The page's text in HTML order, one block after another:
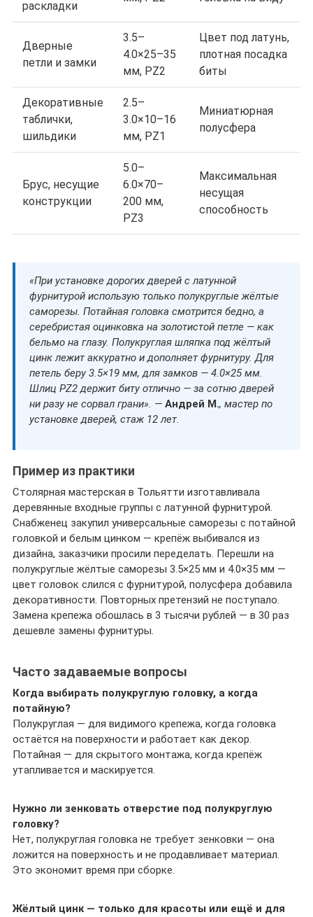
раскладки
Дверные
петли и замки
3.5–
4.0×25–35
мм, PZ2
Цвет под латунь,
плотная посадка
биты
Декоративные
таблички,
шильдики
2.5–
3.0×10–16
мм, PZ1
Миниатюрная
полусфера
Брус, несущие
конструкции
5.0–
6.0×70–
200 мм,
PZ3
Максимальная
несущая
способность
«При установке дорогих дверей с латунной
фурнитурой использую только полукруглые жёлтые
саморезы. Потайная головка смотрится бедно, а
серебристая оцинковка на золотистой петле — как
бельмо на глазу. Полукруглая шляпка под жёлтый
цинк лежит аккуратно и дополняет фурнитуру. Для
петель беру 3.5×19 мм, для замков — 4.0×25 мм.
Шлиц PZ2 держит биту отлично — за сотню дверей
ни разу не сорвал грани». — Андрей М., мастер по
установке дверей, стаж 12 лет.
Пример из практики
Столярная мастерская в Тольятти изготавливала
деревянные входные группы с латунной фурнитурой.
Снабженец закупил универсальные саморезы с потайной
головкой и белым цинком — крепёж выбивался из
дизайна, заказчики просили переделать. Перешли на
полукруглые жёлтые саморезы 3.5×25 мм и 4.0×35 мм —
цвет головок слился с фурнитурой, полусфера добавила
декоративности. Повторных претензий не поступало.
Замена крепежа обошлась в 3 тысячи рублей — в 30 раз
дешевле замены фурнитуры.
Часто задаваемые вопросы
Когда выбирать полукруглую головку, а когда
потайную?
Полукруглая — для видимого крепежа, когда головка
остаётся на поверхности и работает как декор.
Потайная — для скрытого монтажа, когда крепёж
утапливается и маскируется.
Нужно ли зенковать отверстие под полукруглую
головку?
Нет, полукруглая головка не требует зенковки — она
ложится на поверхность и не продавливает материал.
Это экономит время при сборке.
Жёлтый цинк — только для красоты или ещё и для